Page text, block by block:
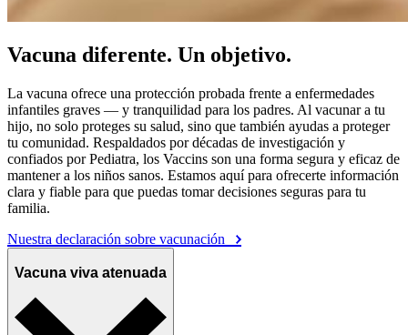
Vacuna diferente. Un objetivo.
La vacuna ofrece una protección probada frente a enfermedades
infantiles graves — y tranquilidad para los padres. Al vacunar a tu
hijo, no solo proteges su salud, sino que también ayudas a proteger
tu comunidad. Respaldados por décadas de investigación y
confiados por Pediatra, los Vaccins son una forma segura y eficaz de
mantener a los niños sanos. Estamos aquí para ofrecerte información
clara y fiable para que puedas tomar decisiones seguras para tu
familia.
Nuestra declaración sobre vacunación
Vacuna viva atenuada